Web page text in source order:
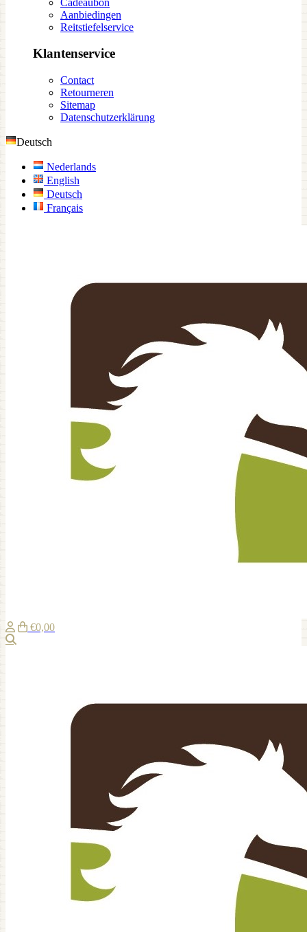
Aanbiedingen
Reitstiefelservice
Klantenservice
Contact
Retourneren
Sitemap
Datenschutzerklärung
Deutsch
Nederlands
English
Deutsch
Français
€0,00